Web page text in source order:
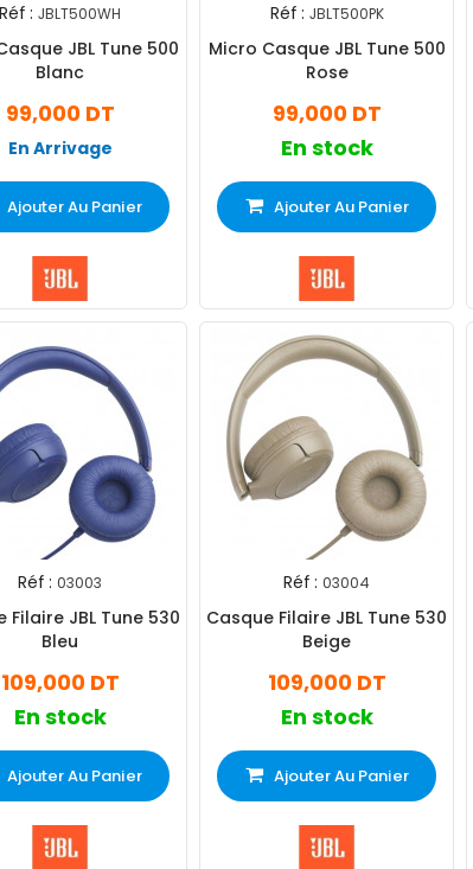
Réf : JBLT500WH
JBL Tune 500
Blanc
99,000 DT
En Arrivage
Ajouter Au Panier
Réf : JBLT500PK
Micro Casque JBL Tune 500
Rose
99,000 DT
En stock
Ajouter Au Panier
Réf : 03003
Filaire JBL Tune 530
Bleu
109,000 DT
En stock
Ajouter Au Panier
Réf : 03004
Casque Filaire JBL Tune 530
Beige
109,000 DT
En stock
Ajouter Au Panier